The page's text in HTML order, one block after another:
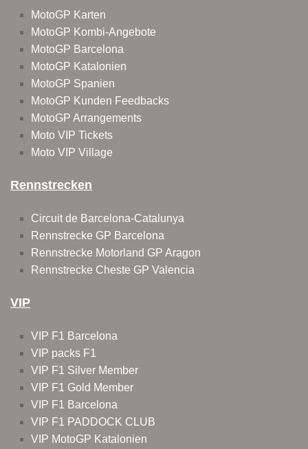
MotoGP Karten
MotoGP Kombi-Angebote
MotoGP Barcelona
MotoGP Katalonien
MotoGP Spanien
MotoGP Kunden Feedbacks
MotoGP Arrangements
Moto VIP Tickets
Moto VIP Village
Rennstrecken
Circuit de Barcelona-Catalunya
Rennstrecke GP Barcelona
Rennstrecke Motorland GP Aragon
Rennstrecke Cheste GP Valencia
VIP
VIP F1 Barcelona
VIP packs F1
VIP F1 Silver Member
VIP F1 Gold Member
VIP F1 Barcelona
VIP F1 PADDOCK CLUB
VIP MotoGP Katalonien